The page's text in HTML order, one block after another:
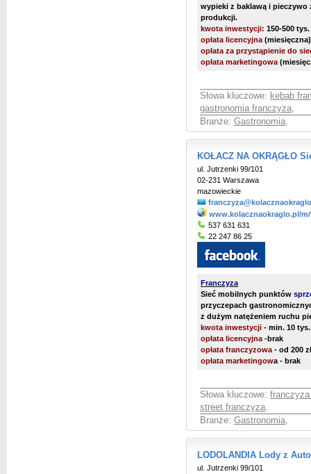
wypieki z baklawą i pieczywo
produkcji.
kwota inwestycji: 150-500
opłata licencyjna
opłata za przystąpienie do
opłata marketingowa
Słowa kluczowe: kebab
gastronomia franczyza,
Branże: Gastronomia,
KOŁACZ NA OKRĄGŁO
ul. Jutrzenki 99/101
02-231 Warszawa
mazowieckie
www.kolacznaokraglo.pl/
537 631 631
22 247 86 25
Franczyza
Sieć mobilnych punktów
przyczepach
z dużym natężeniem ruchu
kwota inwestycji - min. 10 tys.
opłata licencyjna -brak
opłata franczyzowa - od 200 zł
opłata marketingowa - brak
Słowa kluczowe:
street franczyza,
Branże: Gastronomia,
LODOLANDIA Lody z
ul. Jutrzenki 99/101